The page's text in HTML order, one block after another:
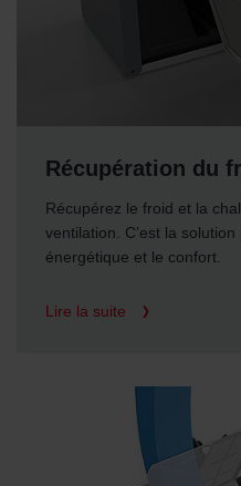
Récupération du
Récupérez le froid et la
ventilation. C’est la
énergétique et le confort.
Lire la suite